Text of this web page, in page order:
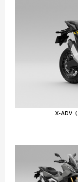
X-ADV（